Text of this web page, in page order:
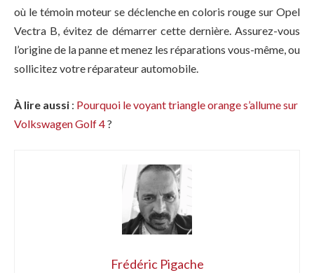
où le témoin moteur se déclenche en coloris rouge sur Opel
Vectra B, évitez de démarrer cette dernière. Assurez-vous
l’origine de la panne et menez les réparations vous-même, ou
sollicitez votre réparateur automobile.
À lire aussi : Pourquoi le voyant triangle orange s’allume sur
Volkswagen Golf 4?
Frédéric Pigache